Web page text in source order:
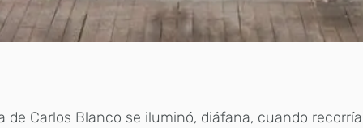
de Carlos Blanco se iluminó, diáfana, cuando